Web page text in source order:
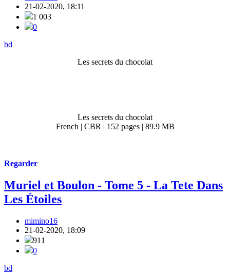
21-02-2020, 18:11
1 003
0
bd
Les secrets du chocolat
Les secrets du chocolat
French | CBR | 152 pages | 89.9 MB
Regarder
Muriel et Boulon - Tome 5 - La Tete Dans
Les Étoiles
mimino16
21-02-2020, 18:09
911
0
bd